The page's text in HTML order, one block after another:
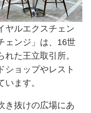
ヤルエクスチェン
ェンジ」は、16世
た王立取引所。
ショップやレスト
ます。
き抜けの広場にあ